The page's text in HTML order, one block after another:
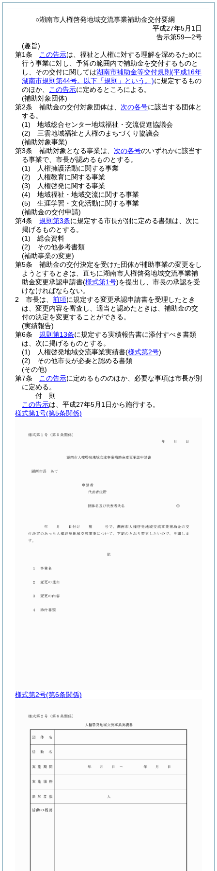
○湖南市人権啓発地域交流事業補助金交付要綱
平成27年5月1日
告示第59―2号
(趣旨)
第1条
この告示は、福祉と人権に対する理解を深めるために
行う事業に対し、予算の範囲内で補助金を交付するものと
し、その交付に関しては湖南市補助金等交付規則 (平成16年
湖南市規則第44号。以下「規則」という。)に規定するもの
のほか、
この告示に定めるところによる。
(補助対象団体)
第2条
補助金の交付対象団体は、 次の各号に該当する団体と
する。
(1)
地域総合センター地域福祉・交流促進協議会
(2)
三雲地域福祉と人権のまちづくり協議会
(補助対象事業)
第3条
補助対象となる事業は、 次の各号のいずれかに該当す
る事業で、市長が認めるものとする。
(1)
人権擁護活動に関する事業
(2)
人権教育に関する事業
(3)
人権啓発に関する事業
(4)
地域福祉・地域交流に関する事業
(5)
生涯学習・文化活動に関する事業
(補助金の交付申請)
第4条
規則第3条に規定する市長が別に定める書類は、次に
掲げるものとする。
(1)
総会資料
(2)
その他参考書類
(補助事業の変更)
第5条
補助金の交付決定を受けた団体が補助事業の変更をし
ようとするときは、直ちに湖南市人権啓発地域交流事業補
助金変更承認申請書(様式第1号)を提出し、市長の承認を受
けなければならない。
2
市長は、 前項に規定する変更承認申請書を受理したとき
は、変更内容を審査し、適当と認めたときは、補助金の交
付の決定を変更することができる。
(実績報告)
第6条
規則第13条に規定する実績報告書に添付すべき書類
は、次に掲げるものとする。
(1)
人権啓発地域交流事業実績書(様式第2号)
(2)
その他市長が必要と認める書類
(その他)
第7条
この告示に定めるもののほか、必要な事項は市長が別
に定める。
付 則
この告示は、平成27年5月1日から施行する。
様式第1号(第5条関係)
様式第2号(第6条関係)